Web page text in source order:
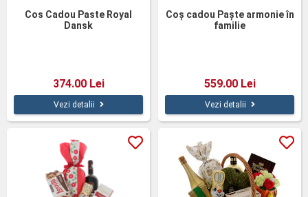
Cos Cadou Paste Royal
Dansk
374.00 Lei
Vezi detalii
Coș cadou Paște armonie în
familie
559.00 Lei
Vezi detalii